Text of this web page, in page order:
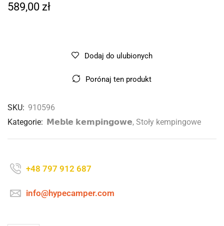
589,00 zł
Dodaj do ulubionych
Porónaj ten produkt
SKU: 910596
Kategorie:
𝗠𝗲𝗯𝗹𝗲 𝗸𝗲𝗺𝗽𝗶𝗻𝗴𝗼𝘄𝗲, Stoły kempingowe
+48 797 912 687
info@hypecamper.com